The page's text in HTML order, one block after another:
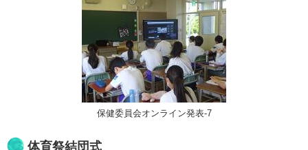
保健委員会オンライン発表-7
体育祭結団式